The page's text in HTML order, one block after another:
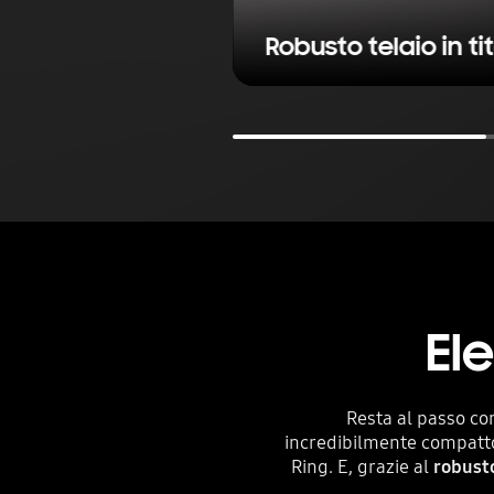
Robusto telaio in
Resta al passo
incredibilmente
Ring. E, grazie al